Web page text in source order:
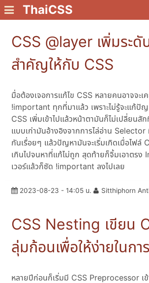
ThaiCSS
CSS @layer เพิ่มระดั
สำคัญให้กับ CSS
มื่อต้องเจอการแก้ไข CSS หลายคนอาจจะเ
!important ทุกที่มาแล้ว เพราะไม่รู้จะแก้ปัญ
CSS เพิ่มเข้าไปแล้วหน้าตามันก็ไม่เปลี่ยนสั
แบบเก่ามันอ้างอิงจากการไล่อ่าน Selector
กันเรื่อยๆ แล้วปัญหามันจะเริ่มเกิดเมื่อไฟล์
เกินไปจนหาที่แก้ไม่ถูก สุดท้ายก็จิ้มเอาตรง
เวอร์แล้วก็ซัด !important ลงไปเลย
2023-08-23 - 14:05 น.
Sitthiphorn
CSS Nesting เขียน
ลุ่มก้อนเพื่อให้ง่ายในกา
หลายปีก่อนก็เริ่มมี CSS Preprocessor เ